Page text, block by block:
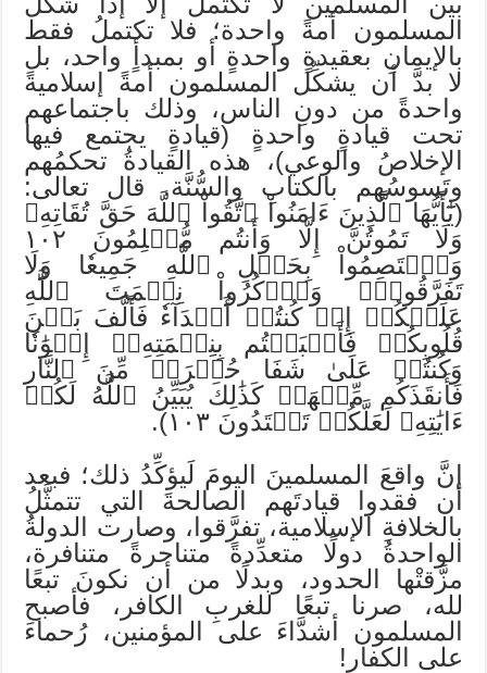
المسلمون أمةً واحدة؛ فلا تكتملُ فقط
بالإيمانِ بعقيدةٍ واحدةٍ أو بمبدأٍ واحد، بل
لا بدَّ أن يشكِّل المسلمون أمةً إسلاميةً
واحدةً من دونِ الناس، وذلك باجتماعهم
تحت قيادةٍ واحدةٍ (قيادةٍ يجتمع فيها
الإخلاصُ والوعي)، هذه القيادةُ تحكمُهم
وتَسوسُهم بالكتابِ والسُّنَّة. قال تعالى:
(يَٰٓأَيُّهَا ٱلَّذِينَ ءَامَنُواْ ٱتَّقُواْ ٱللَّهَ حَقَّ تُقَاتِهِۦ
وَلَا تَمُوتُنَّ إِلَّا وَأَنتُم مُّسۡلِمُونَ ١٠٢
وَٱعۡتَصِمُواْ بِحَبۡلِ ٱللَّهِ جَمِيعٗا وَلَا
تَفَرَّقُواْۚ وَٱذۡكُرُواْ نِعۡمَتَ ٱللَّهِ
عَلَيۡكُمۡ إِذۡ كُنتُمۡ أَعۡدَآءٗ فَأَلَّفَ بَيۡنَ
قُلُوبِكُمۡ فَأَصۡبَحۡتُم بِنِعۡمَتِهِۦٓ إِخۡوَٰنٗا
وَكُنتُمۡ عَلَىٰ شَفَا حُفۡرَةٖ مِّنَ ٱلنَّارِ
فَأَنقَذَكُم مِّنۡهَاۗ كَذَٰلِكَ يُبَيِّنُ ٱللَّهُ لَكُمۡ
ءَايَٰتِهِۦ لَعَلَّكُمۡ تَهۡتَدُونَ ١٠٣).
إنَّ واقعَ المسلمينَ اليومَ لَيؤكِّدُ ذلك؛ فبعد
أن فقدوا قيادتَهم الصالحةَ التي تتمثَّلُ
بالخلافةِ الإسلامية، تفرَّقوا، وصارت الدولةُ
الواحدةُ دولًا متعدِّدةً متناحرةً متنافرة،
مزَّقتْها الحدود، وبدلًا من أن نكونَ تبعًا
لله، صرنا تبعًا للغربِ الكافر، فأصبح
المسلمون أشدَّاءَ على المؤمنين، رُحماءَ
على الكفار!